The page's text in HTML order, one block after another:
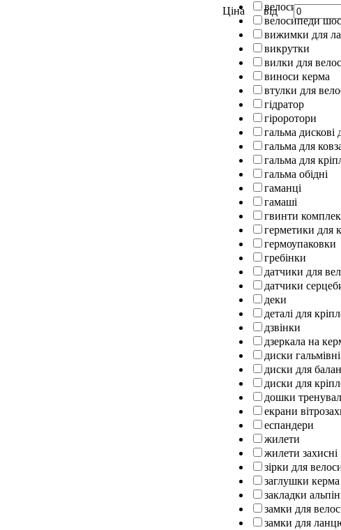
велосипеди
велосипеди
вижимки для
викрутки
вилки для
виноси керма
втулки для
гідратор
гіроротори
гальма дискові
гальма для
гальма для
гальма обідні
гаманці
гамаші
гвинти
герметики для
гермоупаковки
гребінки
датчики для
датчики
деки
деталі для
дзвінки
дзеркала на
диски
диски для
диски для
дошки
екрани
еспандери
жилети
жилети захисні
зірки для
заглушки керма
закладки
замки для
замки для
Ціна від